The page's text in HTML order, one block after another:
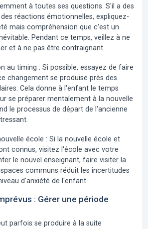
à toutes ses questions. S'il a des
réactions émotionnelles, expliquez-
mais compréhension que c'est un
Pendant ce temps, veillez à ne
et à ne pas être contraignant.
au timing : Si possible, essayez de faire
changement se produise près des
Cela donne à l'enfant le temps
se préparer mentalement à la nouvelle
le processus de départ de l'ancienne
école : Si la nouvelle école et
connus, visitez l'école avec votre
le nouvel enseignant, faire visiter la
communs réduit les incertitudes
d'anxiété de l'enfant.
: Gérer une période
parfois se produire à la suite